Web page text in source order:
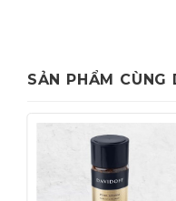
SẢN PHẨM CÙNG